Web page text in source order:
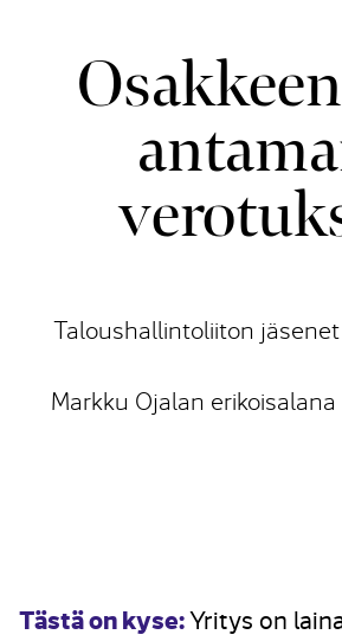
Taloushallintoliiton
Markku Ojalan
Tästä on kyse:Yritys on